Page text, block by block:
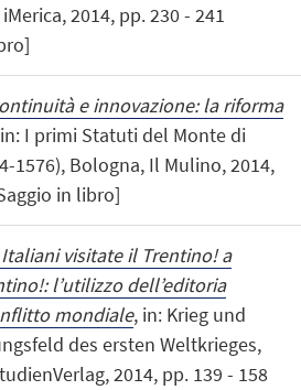
2014, pp. 230 - 241
e innovazione: la riforma
I primi Statuti del Monte di
1576), Bologna, Il Mulino, 2014,
in libro]
Italiani visitate il Trentino! a
l’utilizzo dell’editoria
mondiale, in: Krieg und
des ersten Weltkrieges,
2014, pp. 139 - 158